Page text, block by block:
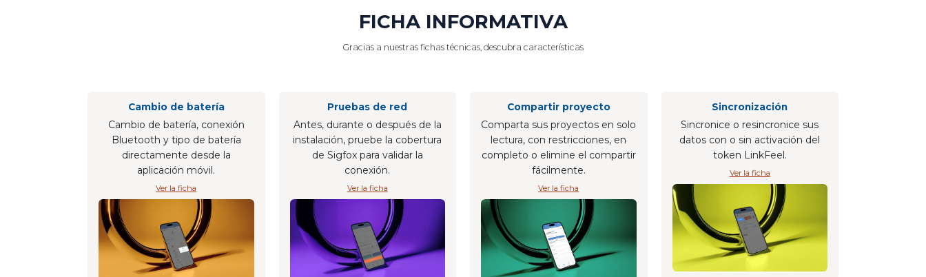
FICHA INFORMATIVA
Gracias a nuestras fichas técnicas, descubra características
Pruebas de red
Antes, durante o después de la
instalación, pruebe la cobertura
de Sigfox para validar la
conexión.
Ver la ficha
Compartir proyecto
Comparta sus proyectos en solo
lectura, con restricciones, en
completo o elimine el compartir
fácilmente.
Ver la ficha
Sincronización
Sincronice o resincronice sus
datos con o sin activación del
token LinkFeel.
Ver la ficha
Cambio de batería
Cambio de batería, conexión
Bluetooth y tipo de batería
directamente desde la
aplicación móvil.
Ver la ficha